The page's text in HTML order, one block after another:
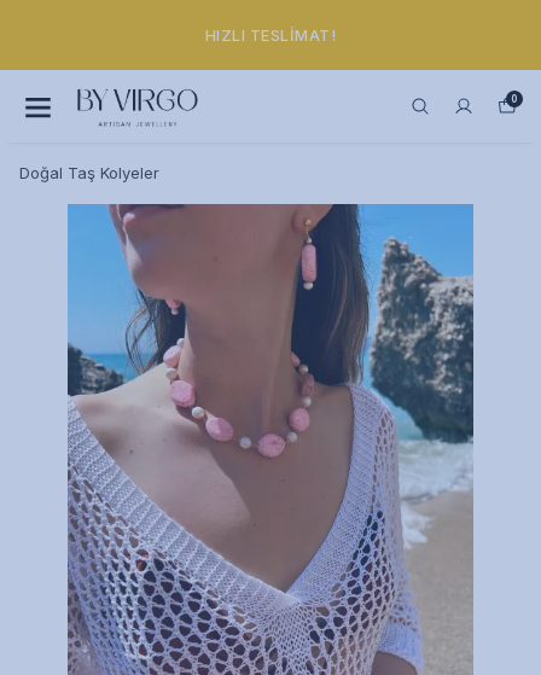
HIZLI TESLIMAT!
0
Doğal Taş Kolyeler